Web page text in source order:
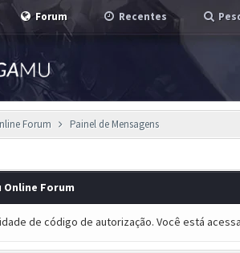
Forum Recentes
Forum Painel de Mensagens
Online Forum
de código de autorização. Você está